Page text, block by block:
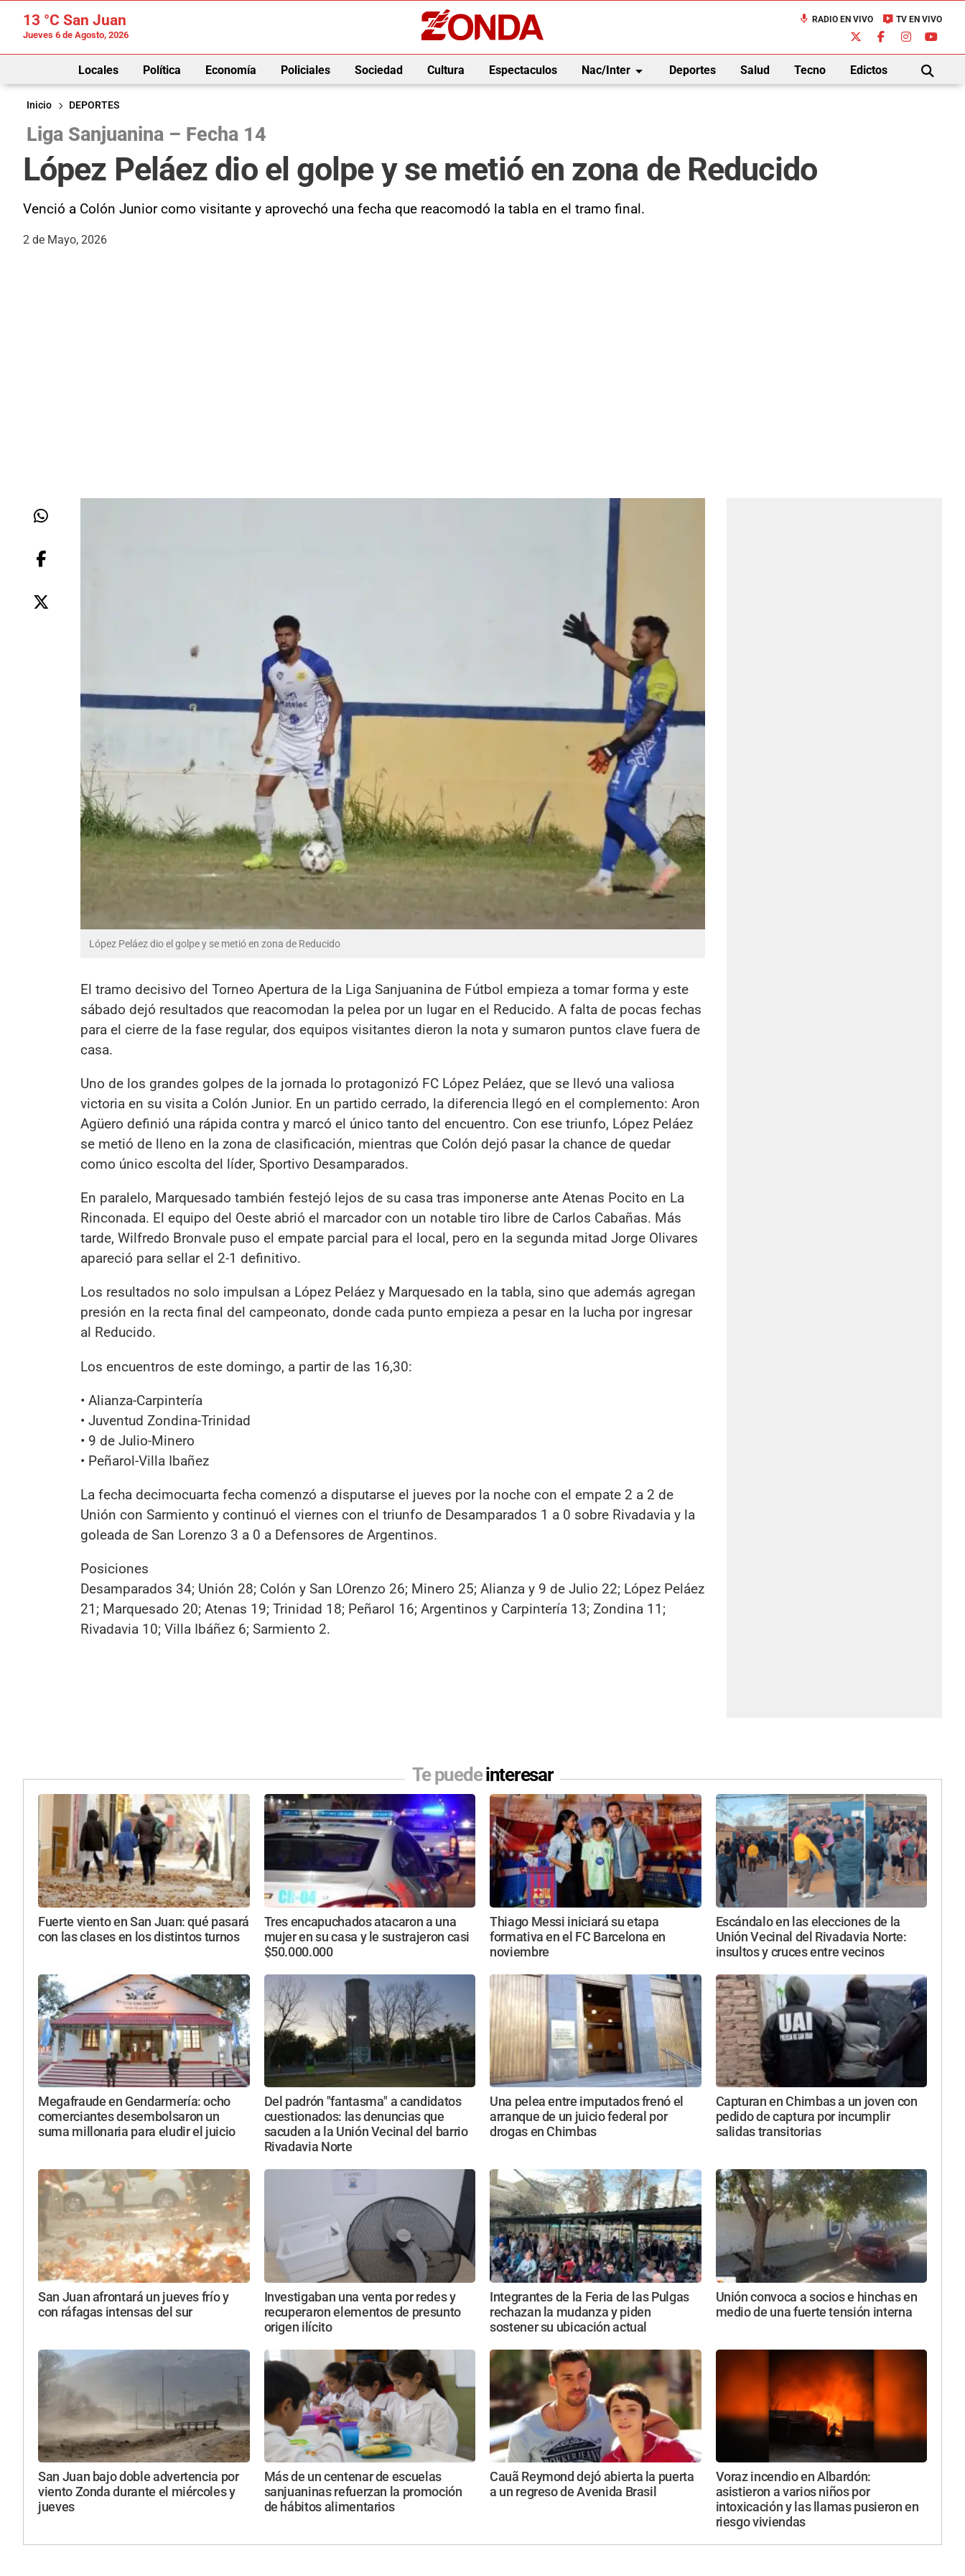
13 °C San Juan
Jueves 6 de Agosto, 2026
mic RADIO EN VIVO live_tv TV EN VIVO
Locales Política Economía Policiales Sociedad Cultura Espectaculos Nac/Interarrow_drop_down Deportes Salud Tecno Edictos
BUSCAR
Inicio
DEPORTES
Liga Sanjuanina – Fecha 14
López Peláez dio el golpe y se metió en zona de Reducido
Venció a Colón Junior como visitante y aprovechó una fecha que reacomodó la tabla en el tramo final.
2 de Mayo, 2026
López Peláez dio el golpe y se metió en zona de Reducido
El tramo decisivo del Torneo Apertura de la Liga Sanjuanina de Fútbol empieza a tomar forma y este
sábado dejó resultados que reacomodan la pelea por un lugar en el Reducido. A falta de pocas fechas
para el cierre de la fase regular, dos equipos visitantes dieron la nota y sumaron puntos clave fuera de
casa.
Uno de los grandes golpes de la jornada lo protagonizó FC López Peláez, que se llevó una valiosa
victoria en su visita a Colón Junior. En un partido cerrado, la diferencia llegó en el complemento: Aron
Agüero definió una rápida contra y marcó el único tanto del encuentro. Con ese triunfo, López Peláez
se metió de lleno en la zona de clasificación, mientras que Colón dejó pasar la chance de quedar
como único escolta del líder, Sportivo Desamparados.
En paralelo, Marquesado también festejó lejos de su casa tras imponerse ante Atenas Pocito en La
Rinconada. El equipo del Oeste abrió el marcador con un notable tiro libre de Carlos Cabañas. Más
tarde, Wilfredo Bronvale puso el empate parcial para el local, pero en la segunda mitad Jorge Olivares
apareció para sellar el 2-1 definitivo.
Los resultados no solo impulsan a López Peláez y Marquesado en la tabla, sino que además agregan
presión en la recta final del campeonato, donde cada punto empieza a pesar en la lucha por ingresar
al Reducido.
Los encuentros de este domingo, a partir de las 16,30:
• Alianza-Carpintería
• Juventud Zondina-Trinidad
• 9 de Julio-Minero
• Peñarol-Villa Ibañez
La fecha decimocuarta fecha comenzó a disputarse el jueves por la noche con el empate 2 a 2 de
Unión con Sarmiento y continuó el viernes con el triunfo de Desamparados 1 a 0 sobre Rivadavia y la
goleada de San Lorenzo 3 a 0 a Defensores de Argentinos.
Posiciones
Desamparados 34; Unión 28; Colón y San LOrenzo 26; Minero 25; Alianza y 9 de Julio 22; López Peláez
21; Marquesado 20; Atenas 19; Trinidad 18; Peñarol 16; Argentinos y Carpintería 13; Zondina 11;
Rivadavia 10; Villa Ibáñez 6; Sarmiento 2.
Te puedeinteresar
Fuerte viento en San Juan: qué pasará
con las clases en los distintos turnos
Tres encapuchados atacaron a una
mujer en su casa y le sustrajeron casi
$50.000.000
Thiago Messi iniciará su etapa
formativa en el FC Barcelona en
noviembre
Escándalo en las elecciones de la
Unión Vecinal del Rivadavia Norte:
insultos y cruces entre vecinos
Megafraude en Gendarmería: ocho
comerciantes desembolsaron un
suma millonaria para eludir el juicio
Del padrón "fantasma" a candidatos
cuestionados: las denuncias que
sacuden a la Unión Vecinal del barrio
Rivadavia Norte
Una pelea entre imputados frenó el
arranque de un juicio federal por
drogas en Chimbas
Capturan en Chimbas a un joven con
pedido de captura por incumplir
salidas transitorias
San Juan afrontará un jueves frío y
con ráfagas intensas del sur
Investigaban una venta por redes y
recuperaron elementos de presunto
origen ilícito
Integrantes de la Feria de las Pulgas
rechazan la mudanza y piden
sostener su ubicación actual
Unión convoca a socios e hinchas en
medio de una fuerte tensión interna
San Juan bajo doble advertencia por
viento Zonda durante el miércoles y
jueves
Más de un centenar de escuelas
sanjuaninas refuerzan la promoción
de hábitos alimentarios
Cauã Reymond dejó abierta la puerta
a un regreso de Avenida Brasil
Voraz incendio en Albardón:
asistieron a varios niños por
intoxicación y las llamas pusieron en
riesgo viviendas